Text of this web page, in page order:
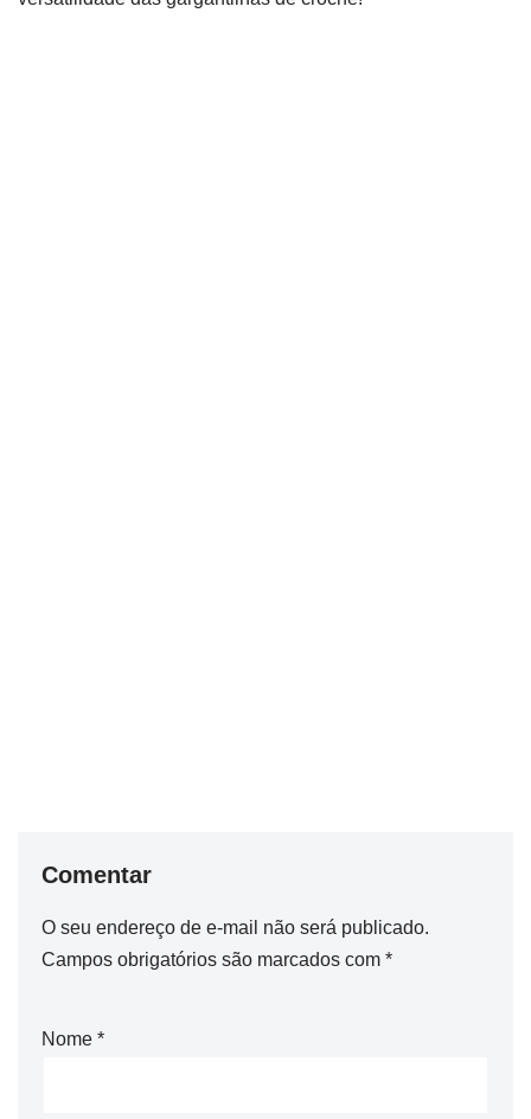
Comentar
O seu endereço de e-mail não será publicado.
Campos obrigatórios são marcados com *
Nome *